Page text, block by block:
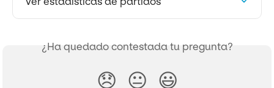
¿Ha quedado contestada tu pregunta?
😞 😐 😃